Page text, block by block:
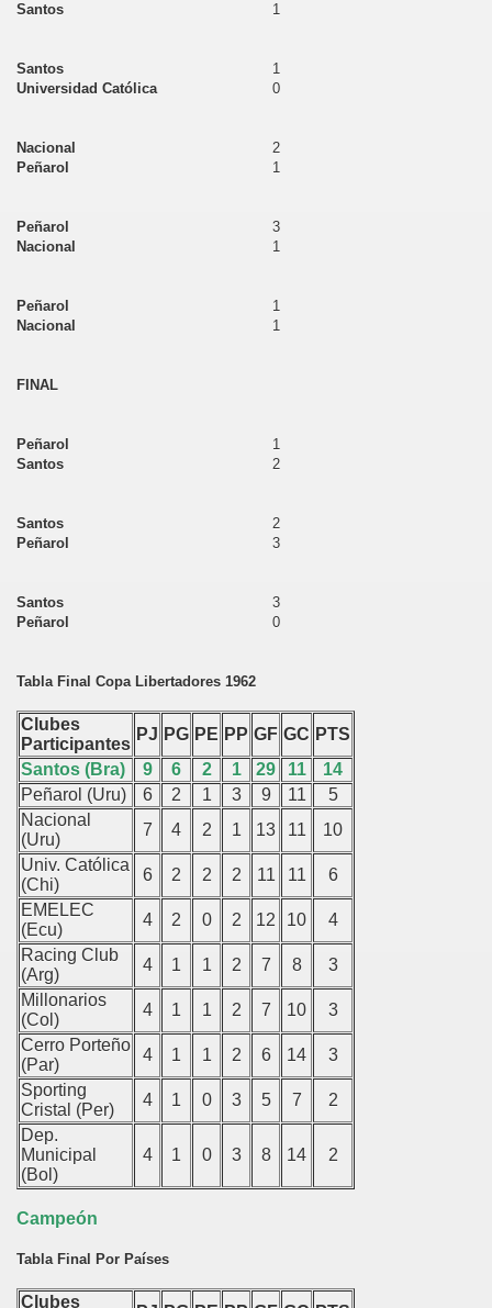
Santos
1
Santos
1
Universidad Católica
0
Nacional
2
Peñarol
1
Peñarol
3
Nacional
1
Peñarol
1
Nacional
1
FINAL
Peñarol
1
Santos
2
Santos
2
Peñarol
3
Santos
3
Peñarol
0
Tabla Final Copa Libertadores 1962
Clubes
Participantes
PJ PG PE PP GF GC PTS
Santos (Bra)
9 6 2 1 29 11
14
Peñarol (Uru)
6 2 1 3 9 11
5
Nacional
(Uru)
7 4 2 1 13 11
10
Univ. Católica
(Chi)
6 2 2 2 11 11
6
EMELEC
(Ecu)
4 2 0 2 12 10
4
Racing Club
(Arg)
4 1 1 2 7 8
3
Millonarios
(Col)
4 1 1 2 7 10
3
Cerro Porteño
(Par)
4 1 1 2 6 14
3
Sporting
Cristal (Per)
4 1 0 3 5 7
2
Dep.
Municipal
(Bol)
4 1 0 3 8 14 2
Campeón
Tabla Final Por Países
Clubes
de Mendoza